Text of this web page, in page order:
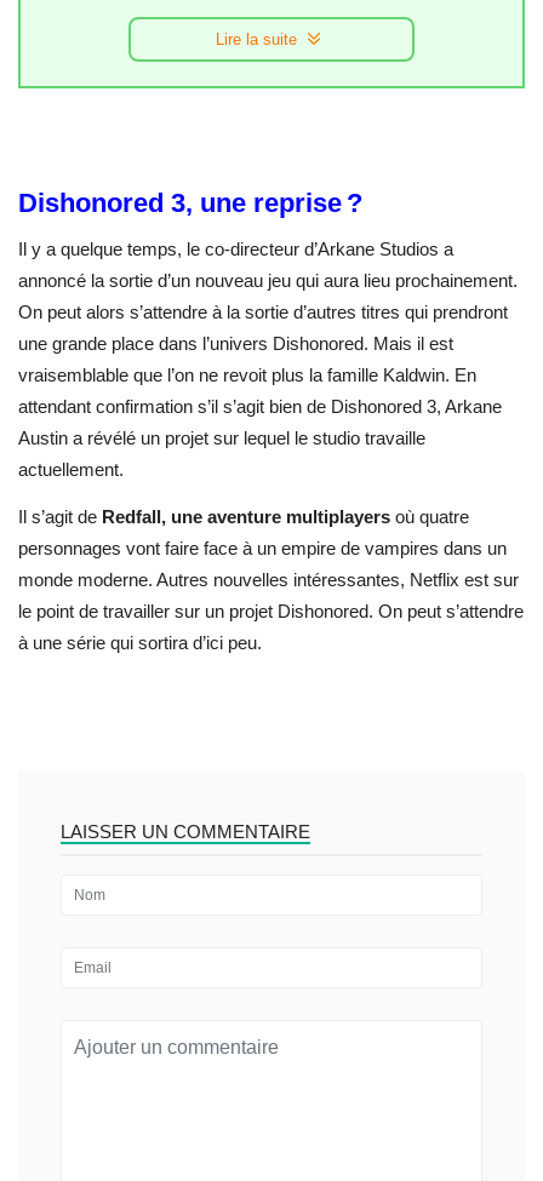
Lire la suite
Dishonored 3, une reprise ?
Il y a quelque temps, le co-directeur d’Arkane Studios a
annoncé la sortie d’un nouveau jeu qui aura lieu prochainement.
On peut alors s’attendre à la sortie d’autres titres qui prendront
une grande place dans l’univers Dishonored. Mais il est
vraisemblable que l’on ne revoit plus la famille Kaldwin. En
attendant confirmation s’il s’agit bien de Dishonored 3, Arkane
Austin a révélé un projet sur lequel le studio travaille
actuellement.
Il s’agit de Redfall, une aventure multiplayers où quatre
personnages vont faire face à un empire de vampires dans un
monde moderne. Autres nouvelles intéressantes, Netflix est sur
le point de travailler sur un projet Dishonored. On peut s’attendre
à une série qui sortira d’ici peu.
LAISSER UN COMMENTAIRE